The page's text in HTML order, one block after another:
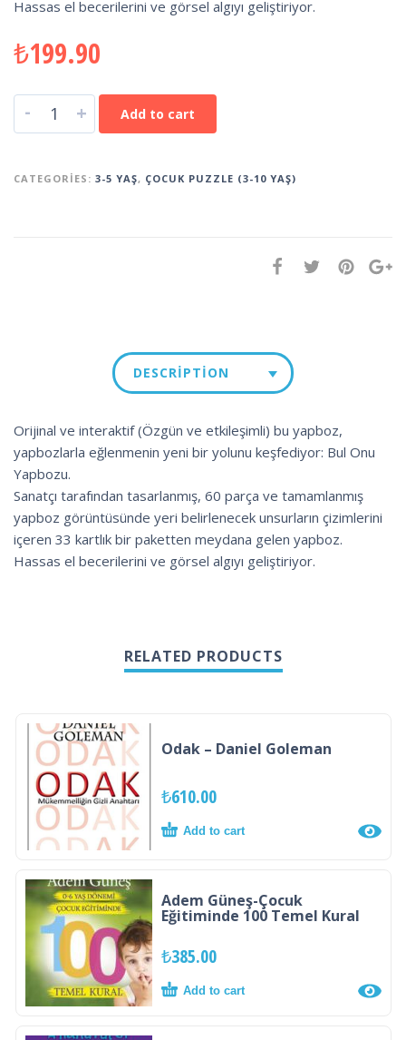
Hassas el becerilerini ve görsel algıyı geliştiriyor.
₺199.90
- + Add to cart
CATEGORIES: 3-5 YAŞ, ÇOCUK PUZZLE (3-10 YAŞ)
DESCRIPTION
Orijinal ve interaktif (Özgün ve etkileşimli) bu yapboz,
yapbozlarla eğlenmenin yeni bir yolunu keşfediyor: Bul Onu
Yapbozu.
Sanatçı tarafından tasarlanmış, 60 parça ve tamamlanmış
yapboz görüntüsünde yeri belirlenecek unsurların çizimlerini
içeren 33 kartlık bir paketten meydana gelen yapboz.
Hassas el becerilerini ve görsel algıyı geliştiriyor.
RELATED PRODUCTS
Odak – Daniel Goleman
₺610.00
Add to cart
Adem Güneş-Çocuk
Eğitiminde 100 Temel Kural
₺385.00
Add to cart